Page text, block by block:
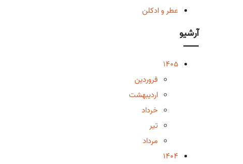
عطر و ادکلن
آرشیو
1405
فروردین
اردیبهشت
خرداد
تیر
مرداد
1404